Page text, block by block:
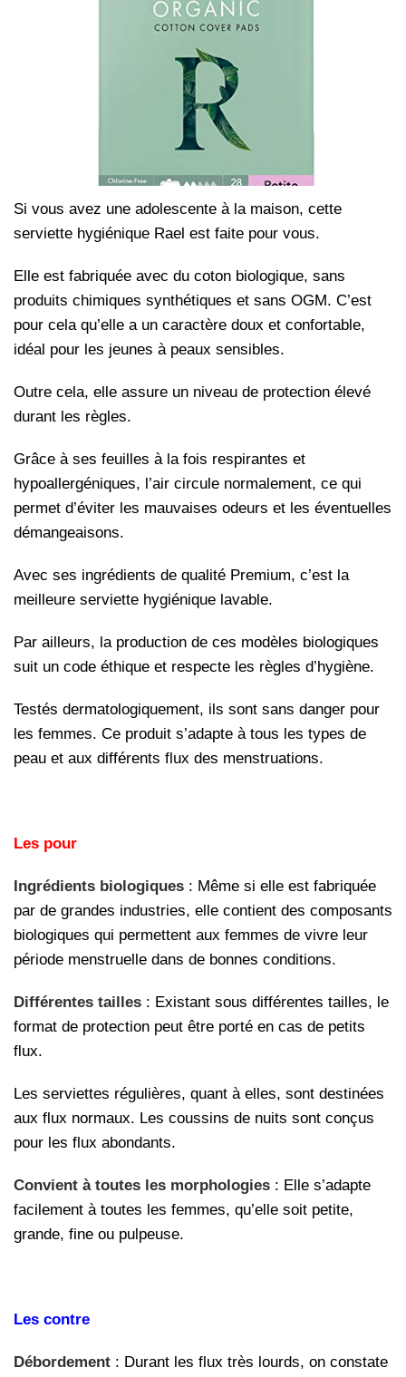
Si vous avez une adolescente à la maison, cette
serviette hygiénique Rael est faite pour vous.
Elle est fabriquée avec du coton biologique, sans
produits chimiques synthétiques et sans OGM. C’est
pour cela qu’elle a un caractère doux et confortable,
idéal pour les jeunes à peaux sensibles.
Outre cela, elle assure un niveau de protection élevé
durant les règles.
Grâce à ses feuilles à la fois respirantes et
hypoallergéniques, l’air circule normalement, ce qui
permet d’éviter les mauvaises odeurs et les éventuelles
démangeaisons.
Avec ses ingrédients de qualité Premium, c’est la
meilleure serviette hygiénique lavable.
Par ailleurs, la production de ces modèles biologiques
suit un code éthique et respecte les règles d’hygiène.
Testés dermatologiquement, ils sont sans danger pour
les femmes. Ce produit s’adapte à tous les types de
peau et aux différents flux des menstruations.
Les pour
Ingrédients biologiques : Même si elle est fabriquée
par de grandes industries, elle contient des composants
biologiques qui permettent aux femmes de vivre leur
période menstruelle dans de bonnes conditions.
Différentes tailles : Existant sous différentes tailles, le
format de protection peut être porté en cas de petits
flux.
Les serviettes régulières, quant à elles, sont destinées
aux flux normaux. Les coussins de nuits sont conçus
pour les flux abondants.
Convient à toutes les morphologies : Elle s’adapte
facilement à toutes les femmes, qu’elle soit petite,
grande, fine ou pulpeuse.
Les contre
Débordement : Durant les flux très lourds, on constate